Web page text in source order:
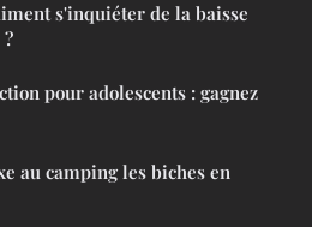
s'inquiéter de la baisse
pour adolescents : gagnez
au camping les biches en